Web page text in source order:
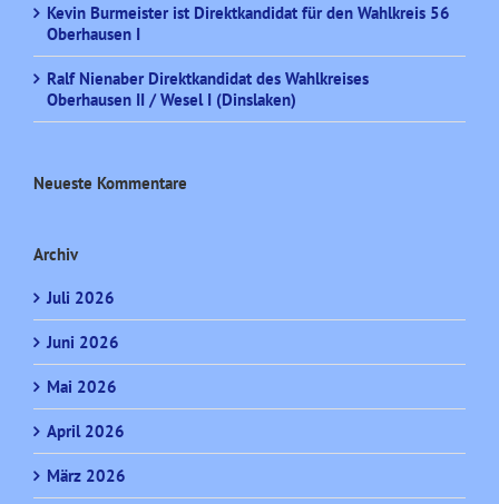
Kevin Burmeister ist Direktkandidat für den Wahlkreis 56
Oberhausen I
Ralf Nienaber Direktkandidat des Wahlkreises
Oberhausen II / Wesel I (Dinslaken)
Neueste Kommentare
Archiv
Juli 2026
Juni 2026
Mai 2026
April 2026
März 2026